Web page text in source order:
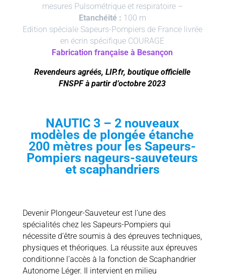
mesures Pulsométrique et respiratoire –
Etanchéité : 100 m
Edition spéciale Sapeurs-Pompiers de France livrée
en écrin spécifique COURAGE
Fabrication française à Besançon
Revendeurs agréés, LIP.fr, boutique officielle
FNSPF à partir d’octobre 2023
NAUTIC 3 – 2 nouveaux
modèles de plongée étanche
200 mètres pour les Sapeurs-
Pompiers nageurs-sauveteurs
et scaphandriers
Devenir Plongeur-Sauveteur est l’une des
spécialités chez les Sapeurs-Pompiers qui
nécessite d’être soumis à des épreuves techniques,
physiques et théoriques. La réussite aux épreuves
conditionne l’accès à la fonction de Scaphandrier
Autonome Léger. Il intervient en milieu